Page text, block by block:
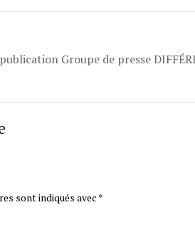
Groupe de presse
sont indiqués avec *